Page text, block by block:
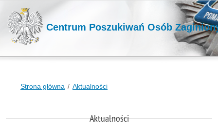
Centrum Poszukiwań Osób
Strona główna Aktualności
Aktualności